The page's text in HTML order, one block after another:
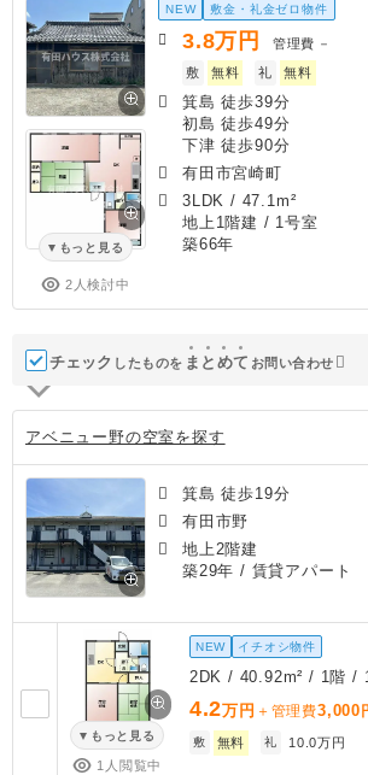
もっと見る
2人検討中
NEW 敷金・礼金ゼロ物件
3.8万円 管理費 －
敷
無料 礼 無料
箕島 徒歩39分
初島 徒歩49分
下津 徒歩90分
有田市宮崎町
3LDK / 47.1m²
地上1階建 / 1号室
築66年
チェック したものを ま と めて お問い合わせ
アベニュー野の空室を探す
箕島 徒歩19分
有田市野
地上2階建
築29年 / 賃貸アパート
もっと見る
1人閲覧中
NEW イチオシ物件
2DK / 40.92m² / 1階 /
4.2万円 ＋管理費3,000
敷 無料 礼 10.0万円